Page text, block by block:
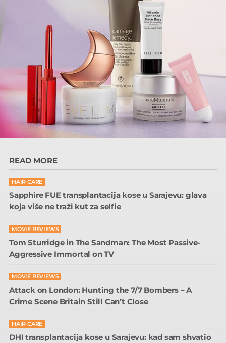
READ MORE
HAIR CARE
Sapphire FUE transplantacija kose u Sarajevu: glava
koja više ne traži kut za selfie
MOVIE REVIEWS
Tom Sturridge in The Sandman: The Most Passive-
Aggressive Immortal on TV
MOVIE REVIEWS
Attack on London: Hunting the 7/7 Bombers – A
Crime Scene Britain Still Can’t Close
HAIR CARE
DHI transplantacija kose u Sarajevu: kad sam shvatio